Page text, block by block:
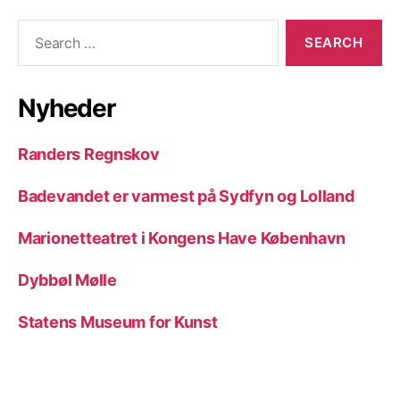
Nyheder
Randers Regnskov
Badevandet er varmest på Sydfyn og Lolland
Marionetteatret i Kongens Have København
Dybbøl Mølle
Statens Museum for Kunst